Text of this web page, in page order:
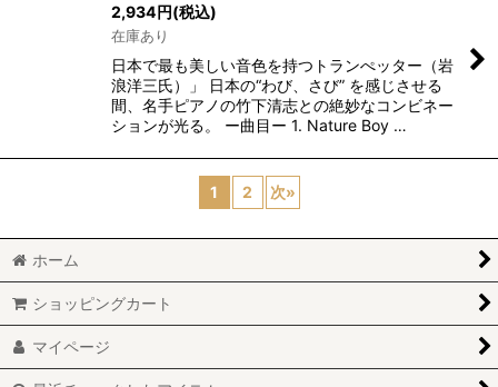
2,934円(税込)
在庫あり
日本で最も美しい音色を持つトランぺッター（岩
浪洋三氏）」 日本の“わび、さび” を感じさせる
間、名手ピアノの竹下清志との絶妙なコンビネー
ションが光る。 ー曲目ー 1. Nature Boy …
1 2 次»
ホーム
ショッピングカート
マイページ